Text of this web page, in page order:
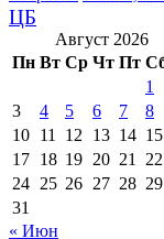
ЦБ
Август 2026
Пн Вт Ср Чт Пт
1
3
4 5 6 7 8
10 11 12 13 14 15
17 18 19 20 21 22
24 25 26 27 28 29
31
« Июн